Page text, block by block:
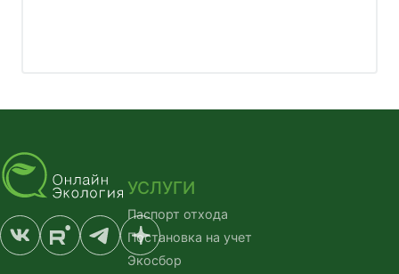
УСЛУГИ
Паспорт отхода
Постановка на учет
Экосбор